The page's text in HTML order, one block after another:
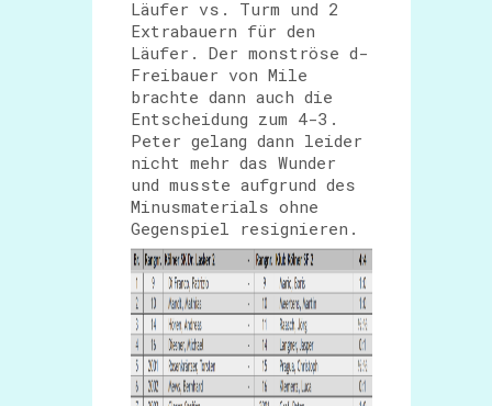
Läufer vs. Turm und 2
Extrabauern für den
Läufer. Der monströse d-
Freibauer von Mile
brachte dann auch die
Entscheidung zum 4-3.
Peter gelang dann leider
nicht mehr das Wunder
und musste aufgrund des
Minusmaterials ohne
Gegenspiel resignieren.